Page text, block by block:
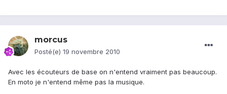
morcus
Posté(e) 19 novembre 2010
Avec les écouteurs de base on n'entend vraiment pas beaucoup.
En moto je n'entend même pas la musique.